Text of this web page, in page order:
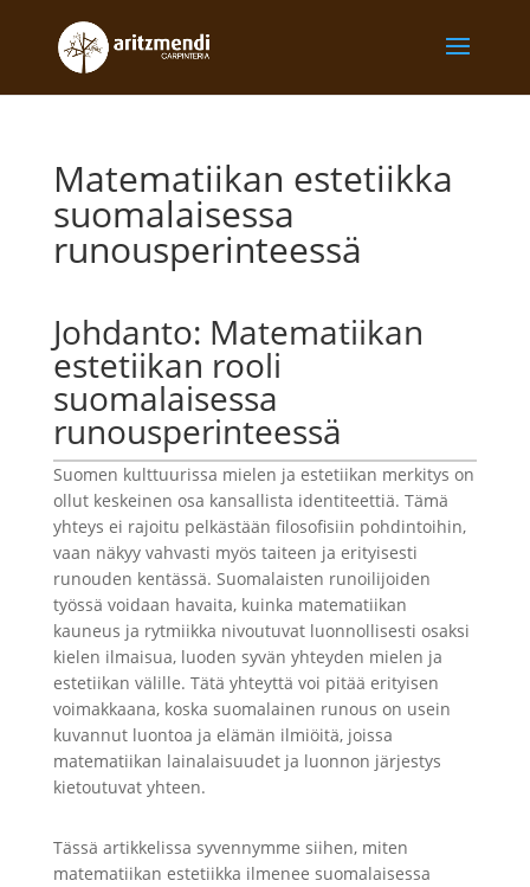
Matematiikan estetiikka
suomalaisessa
runousperinteessä
Johdanto: Matematiikan
estetiikan rooli
suomalaisessa
runousperinteessä
Suomen kulttuurissa mielen ja estetiikan merkitys on
ollut keskeinen osa kansallista identiteettiä. Tämä
yhteys ei rajoitu pelkästään filosofisiin pohdintoihin,
vaan näkyy vahvasti myös taiteen ja erityisesti
runouden kentässä. Suomalaisten runoilijoiden
työssä voidaan havaita, kuinka matematiikan
kauneus ja rytmiikka nivoutuvat luonnollisesti osaksi
kielen ilmaisua, luoden syvän yhteyden mielen ja
estetiikan välille. Tätä yhteyttä voi pitää erityisen
voimakkaana, koska suomalainen runous on usein
kuvannut luontoa ja elämän ilmiöitä, joissa
matematiikan lainalaisuudet ja luonnon järjestys
kietoutuvat yhteen.
Tässä artikkelissa syvennymme siihen, miten
matematiikan estetiikka ilmenee suomalaisessa